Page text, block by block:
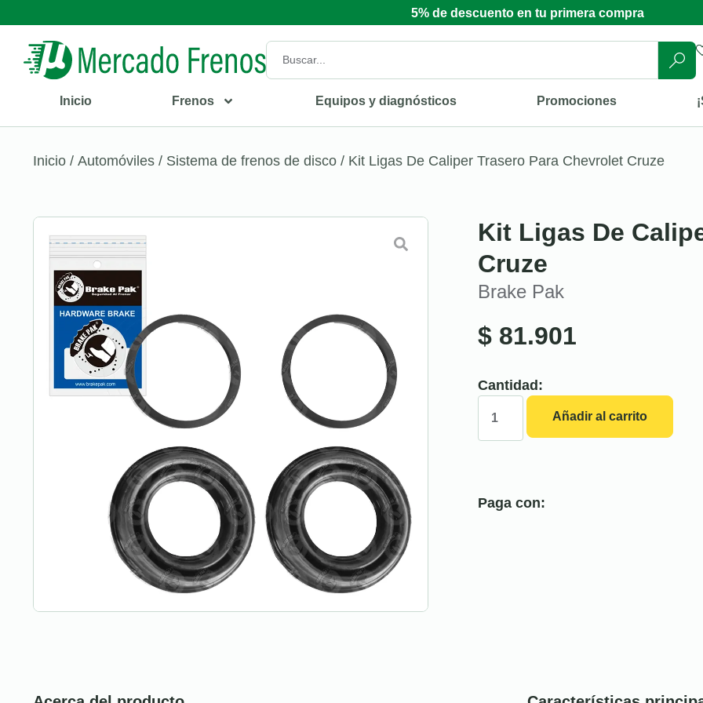
5% de descuento en tu primera compra
Inicio Frenos Equipos y diagnósticos Promociones
Inicio / Automóviles / Sistema de frenos de disco / Kit Ligas De Caliper Trasero Para Chevrolet Cruze
Kit Ligas De
Cruze
Brake Pak
$ 81.901
Cantidad:
Añadir al carrito
Paga con: